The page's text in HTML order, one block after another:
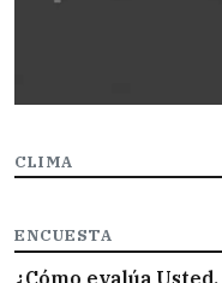
CLIMA
ENCUESTA